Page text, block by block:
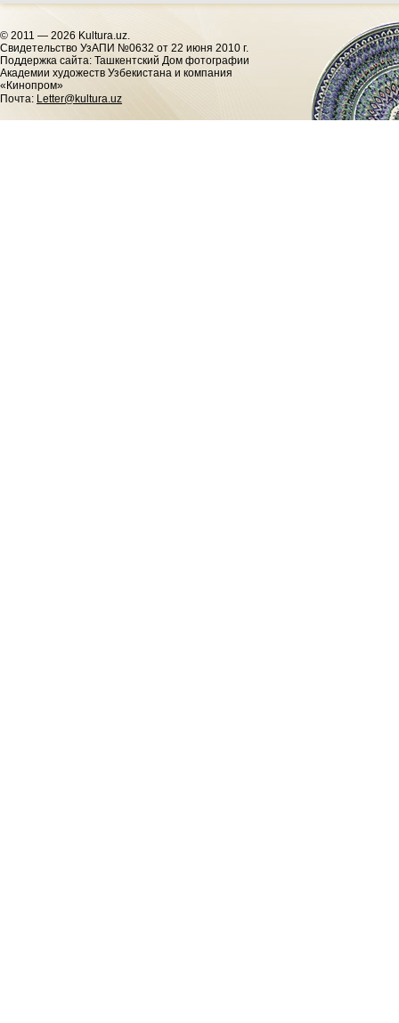
© 2011 — 2026 Kultura.uz.
Cвидетельство УзАПИ №0632 от 22 июня 2010 г.
Поддержка сайта: Ташкентский Дом фотографии
Академии художеств Узбекистана и компания
«Кинопром»
Почта: Letter@kultura.uz